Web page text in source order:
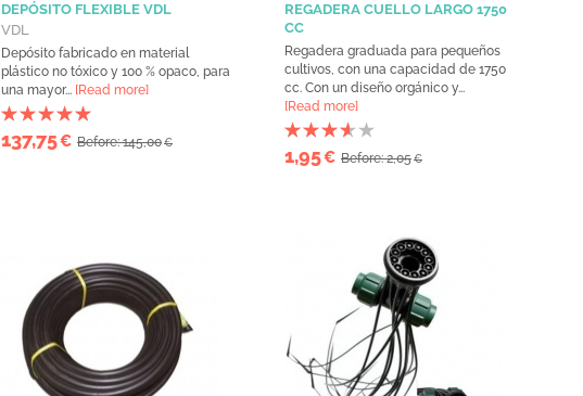
DEPÓSITO FLEXIBLE VDL
VDL
Depósito fabricado en material
plástico no tóxico y 100 % opaco, para
una mayor... [Read more]
137,75€ Before: 145,00€
REGADERA CUELLO LARGO 1750
CC
Regadera graduada para pequeños
cultivos, con una capacidad de 1750
cc. Con un diseño orgánico y...
[Read more]
1,95€ Before: 2,05€